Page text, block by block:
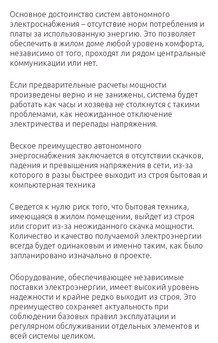
Основное достоинство систем автономного
электроснабжения – отсутствие норм потребления и
платы за использованную энергию. Это позволяет
обеспечить в жилом доме любой уровень комфорта,
независимо от того, проходят ли рядом центральные
коммуникации или нет.
Если предварительные расчеты мощности
произведены верно и не занижены, система будет
работать как часы и хозяева не столкнутся с такими
проблемами, как неожиданное отключение
электричества и перепады напряжения.
Веское преимущество автономного
энергоснабжения заключается в отсутствии скачков,
падения и превышения напряжения в сети, из-за
которого в разы быстрее выходит из строя бытовая и
компьютерная техника
Сведется к нулю риск того, что бытовая техника,
имеющаяся в жилом помещении, выйдет из строя
или сгорит из-за неожиданного скачка мощности.
Количество и качество получаемой электроэнергии
всегда будет одинаковым и именно таким, как было
запланировано изначально в проекте.
Оборудование, обеспечивающее независимые
поставки электроэнергии, имеет высокий уровень
надежности и крайне редко выходит из строя. Это
преимущество сохраняет актуальность при
соблюдении базовых правил эксплуатации и
регулярном обслуживании отдельных элементов и
всей системы целиком.